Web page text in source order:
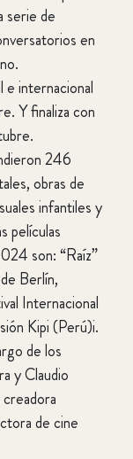
serie de
en
e internacional
Y finaliza con
246
obras de
infantiles y
películas
son: “Raíz”
Berlín,
Internacional
Kipi (Perú)i.
de los
y Claudio
de cine